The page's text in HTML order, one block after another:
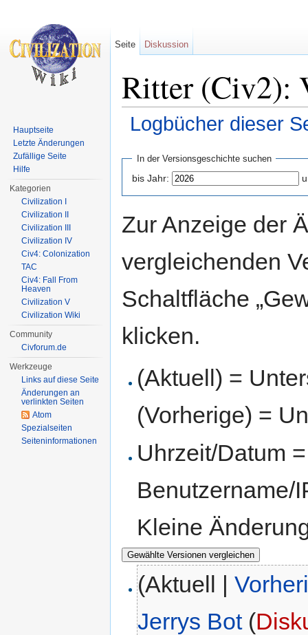
Ritter (Civ2):
Logbücher dieser
In der Versionsgeschichte suchen
bis Jahr:
Zur Anzeige der
vergleichenden
Schaltfläche
klicken.
(Aktuell) =
(Vorherige) =
Uhrzeit/Datum
Benutzername/
Kleine
(Aktuell |
Jerrys Bot (
Seite Diskussion
Hauptseite
Letzte Änderungen
Zufällige Seite
Hilfe
Kategorien
Civilization I
Civilization II
Civilization III
Civilization IV
Civ4: Colonization
TAC
Civ4: Fall From
Heaven
Civilization V
Civilization Wiki
Community
Civforum.de
Werkzeuge
Links auf diese Seite
Änderungen an
verlinkten Seiten
Atom
Spezialseiten
Seiten­informationen